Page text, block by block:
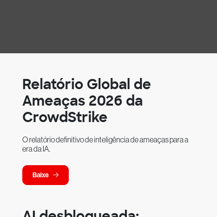
Relatório Global de
Ameaças 2026 da
CrowdStrike
O relatório definitivo de inteligência de ameaças para a
era da IA.
Baixe